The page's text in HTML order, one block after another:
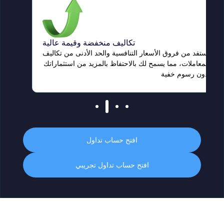
تكاليف منخفضة وقيمة عالية
استفد من فروق الأسعار التنافسية والحد الأدنى من تكاليف
المعاملات، مما يسمح لك بالاحتفاظ بالمزيد من استثماراتك
افتح حساب تداول
افتح حساب تداول تجريبي